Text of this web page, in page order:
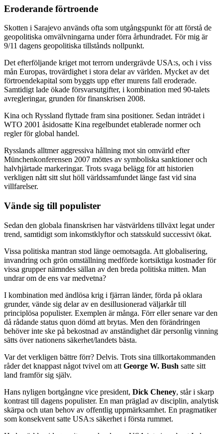
Eroderande förtroende
Skotten i Sarajevo används ofta som utgångspunkt för att förstå de
geopolitiska omvälvningarna under förra århundradet. För mig är
9/11 dagens geopolitiska tillstånds nollpunkt.
Det efterföljande kriget mot terrorn undergrävde USA:s, och i viss
mån Europas, trovärdighet i stora delar av världen. Mycket av det
förtroendekapital som byggts upp efter murens fall eroderade.
Samtidigt lade ökade försvarsutgifter, i kombination med 90-talets
avregleringar, grunden för finanskrisen 2008.
Kina och Ryssland flyttade fram sina positioner. Sedan inträdet i
WTO 2001 åsidosatte Kina regelbundet etablerade normer och
regler för global handel.
Rysslands alltmer aggressiva hållning mot sin omvärld efter
Münchenkonferensen 2007 möttes av symboliska sanktioner och
halvhjärtade markeringar. Trots svaga belägg för att historien
verkligen nått sitt slut höll världssamfundet länge fast vid sina
villfarelser.
Vände sig till populister
Sedan den globala finanskrisen har västvärldens tillväxt legat under
trend, samtidigt som inkomstklyftor och statsskuld successivt ökat.
Vissa politiska mantran stod länge oemotsagda. Att globalisering,
invandring och grön omställning medförde kortsiktiga kostnader för
vissa grupper nämndes sällan av den breda politiska mitten. Man
undrar om de ens var medvetna?
I kombination med ändlösa krig i fjärran länder, förda på oklara
grunder, vände sig delar av en desillusionerad väljarkår till
principlösa populister. Exemplen är många. Förr eller senare var den
då rådande status quon dömd att brytas. Men den förändringen
behöver inte ske på bekostnad av anständighet där personlig vinning
sätts över nationens säkerhet/landets bästa.
Var det verkligen bättre förr? Delvis. Trots sina tillkortakommanden
råder det knappast något tvivel om att George W. Bush satte sitt
land framför sig själv.
Hans nyligen bortgångne vice president, Dick Cheney, står i skarp
kontrast till dagens populister. En man präglad av disciplin, analytisk
skärpa och utan behov av offentlig uppmärksamhet. En pragmatiker
som konsekvent satte USA:s säkerhet i första rummet.